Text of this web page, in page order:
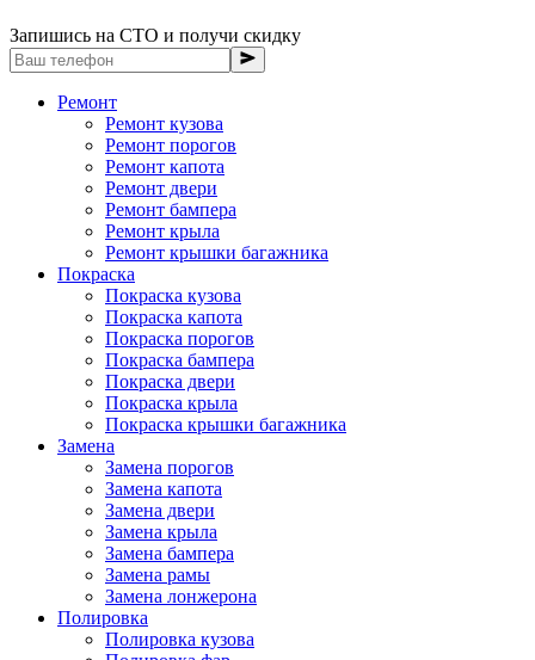
Запишись на СТО и получи скидку
Ремонт
Ремонт кузова
Ремонт порогов
Ремонт капота
Ремонт двери
Ремонт бампера
Ремонт крыла
Ремонт крышки багажника
Покраска
Покраска кузова
Покраска капота
Покраска порогов
Покраска бампера
Покраска двери
Покраска крыла
Покраска крышки багажника
Замена
Замена порогов
Замена капота
Замена двери
Замена крыла
Замена бампера
Замена рамы
Замена лонжерона
Полировка
Полировка кузова